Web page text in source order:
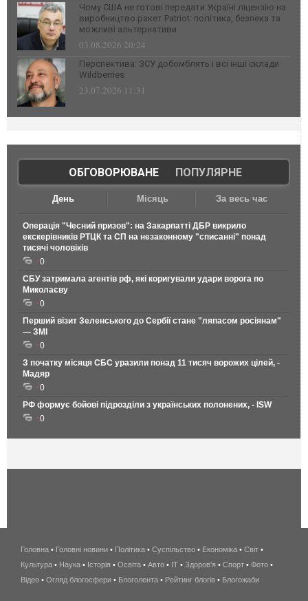
Чому США не готові передати Україні ліцензію на
виробництво ракет Patriot: політика, безпека та
можливі альтернативи
03.08.2026 20:24
Перспектива: ЗСУ добомблять і всі інші склади
Wildberries
23.07.2026 11:31
ОБГОВОРЮВАНЕ| ПОПУЛЯРНЕ
День Місяць За весь час
Операція "Чесний призов": на Закарпатті ДБР викрило
екскерівників РТЦК та СП на незаконному "списанні" понад
тисячі чоловіків
0
СБУ затримала агентів рф, які коригували удари ворога по
Миколаєву
0
Перший візит Зеленського до Сербії стане "ляпасом росіянам"
— ЗМІ
0
З початку місяця СБС уразили понад 11 тисяч ворожих цілей, -
Мадяр
0
РФ формує бойові підрозділи з українських полонених, - ISW
0
беспроводной
интернет
киев
Головна • Головні новини • Політика • Суспільство • Економіка • Світ •
Культура • Наука • Історія • Освіта • Авто • IT • Здоров'я • Спорт • Фото •
Відео • Огляд блогосфери • Блоголента • Рейтинг блогів • Блогожаби